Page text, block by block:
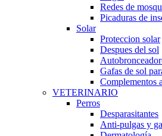
Redes de
Picaduras de
Solar
Proteccion solar
Despues del sol
Gafas de sol
Complementos
VETERINARIO
Perros
Desparasitantes
Anti-pulgas y